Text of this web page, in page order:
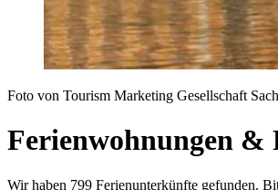
Foto von Tourism Marketing Gesellschaft
Ferienwohnungen &
Wir haben 799 Ferienunterkünfte gefunden.